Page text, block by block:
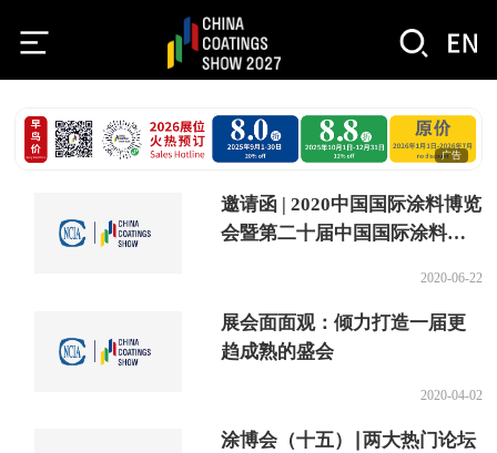
广告
邀请函 | 2020中国国际涂料博览
会暨第二十届中国国际涂料展
2020-06-22
展会面面观：倾力打造一届更
趋成熟的盛会
2020-04-02
涂博会（十五）∣两大热门论坛